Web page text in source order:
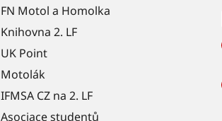
FN Motol a Homolka
Knihovna 2. LF
UK Point
Motolák
IFMSA CZ na 2. LF
Asociace studentů